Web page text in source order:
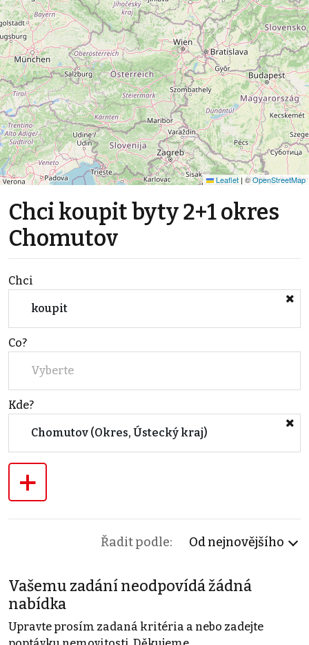
Leaflet | ©OpenStreetMap
Chci koupit byty 2+1 okres
Chomutov
Chci
koupit
Co?
Vyberte
Kde?
Chomutov (Okres, Ústecký kraj)
+
Řadit podle: Od nejnovějšího
Vašemu zadání neodpovídá žádná
nabídka
Upravte prosím zadaná kritéria a nebo zadejte